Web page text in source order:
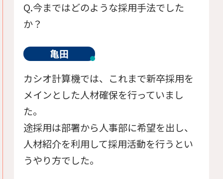
Q.今まではどのような採用手法でした
か？
亀田
カシオ計算機では、これまで新卒採用を
メインとした人材確保を行っていまし
た。
途採用は部署から人事部に希望を出し、
人材紹介を利用して採用活動を行うとい
うやり方でした。